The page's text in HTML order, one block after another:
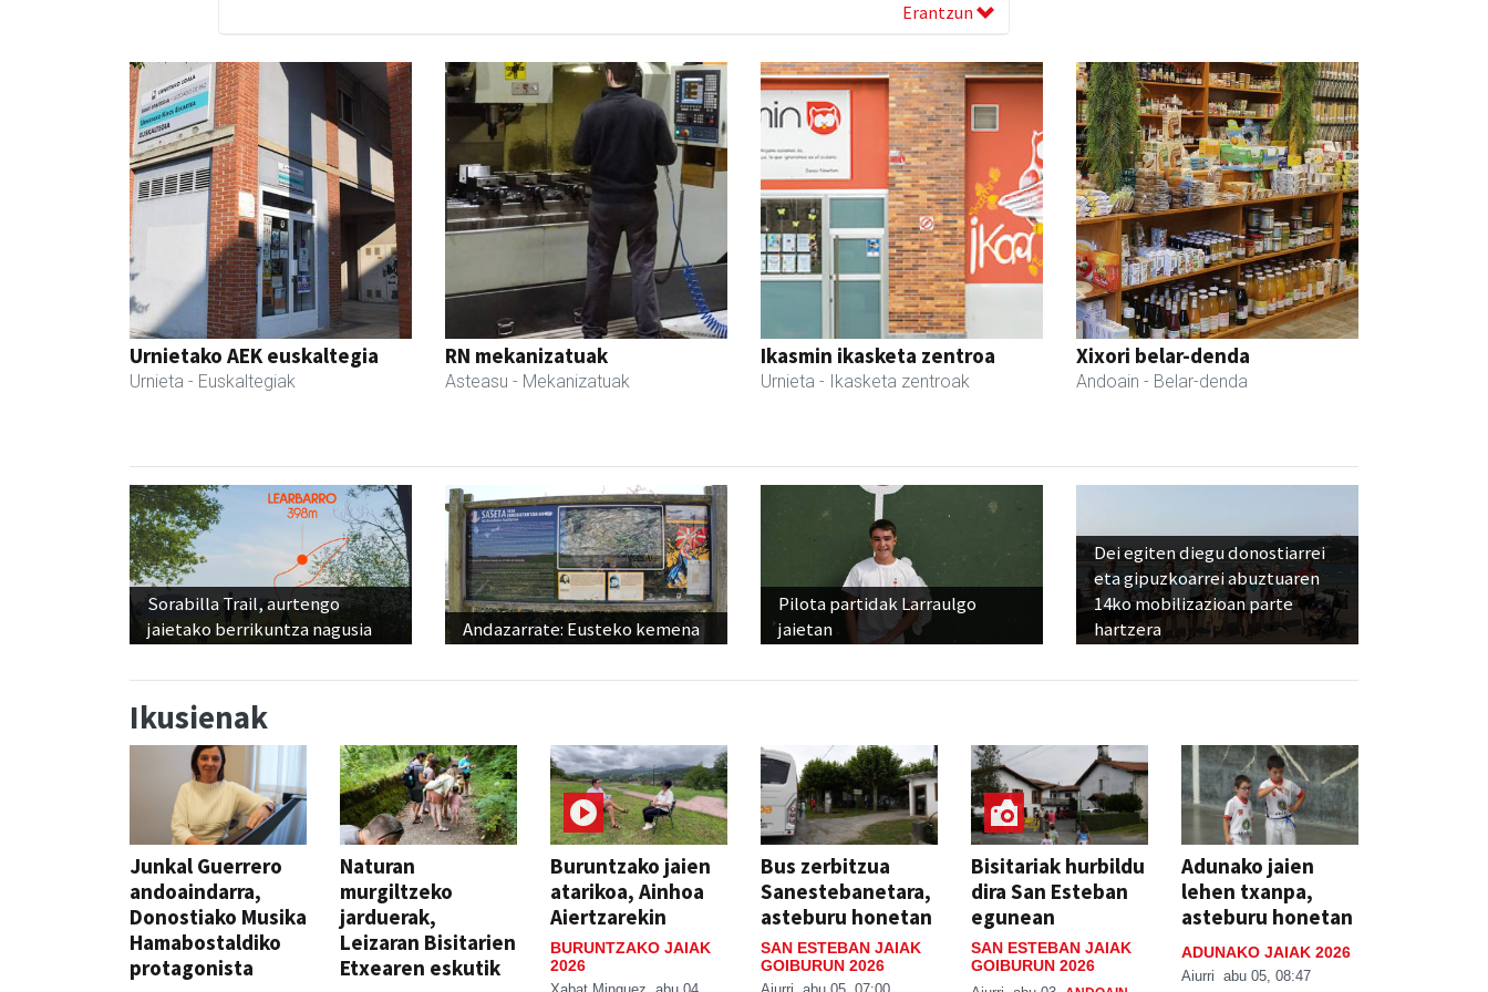
Erantzun
Urnietako AEK euskaltegia
Urnieta - Euskaltegiak
RN mekanizatuak
Asteasu - Mekanizatuak
Ikasmin ikasketa zentroa
Urnieta - Ikasketa zentroak
Xixori belar-denda
Andoain - Belar-denda
Sorabilla Trail, aurtengo
jaietako berrikuntza nagusia
Andazarrate: Eusteko kemena
Pilota partidak Larraulgo
jaietan
Dei egiten diegu donostiarrei
eta gipuzkoarrei abuztuaren
14ko mobilizazioan parte
hartzera
Ikusienak
Junkal Guerrero
andoaindarra,
Donostiako Musika
Hamabostaldiko
protagonista
Naturan
murgiltzeko
jarduerak,
Leizaran Bisitarien
Etxearen eskutik
Buruntzako jaien
atarikoa, Ainhoa
Aiertzarekin
BURUNTZAKO JAIAK
2026
Bus zerbitzua
Sanestebanetara,
asteburu honetan
SAN ESTEBAN JAIAK
GOIBURUN 2026
Bisitariak hurbildu
dira San Esteban
egunean
SAN ESTEBAN JAIAK
GOIBURUN 2026
Adunako jaien
lehen txanpa,
asteburu honetan
ADUNAKO JAIAK 2026
Aiurri abu 05, 08:47